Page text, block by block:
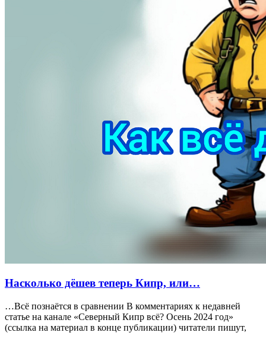
Насколько дёшев теперь Кипр, или…
…Всё познаётся в сравнении В комментариях к недавней
статье на канале «Северный Кипр всё? Осень 2024 год»
(ссылка на материал в конце публикации) читатели пишут,